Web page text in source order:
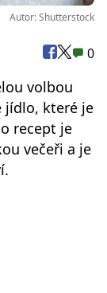
Autor: Shutterstock
0
volbou
jídlo, které je
recept je
večeři a je